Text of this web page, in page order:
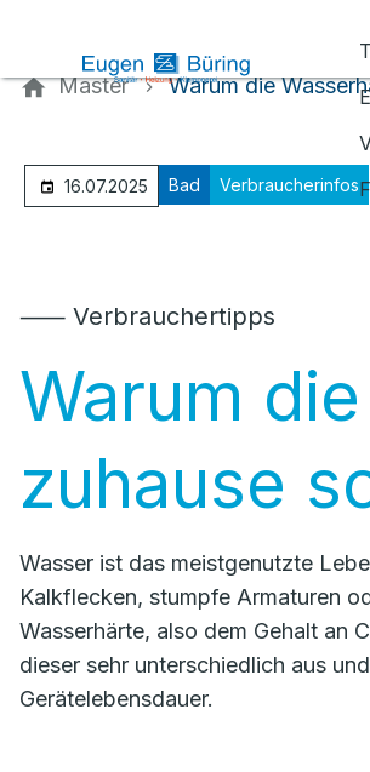
Master Warum die
16.07.2025 Bad Verbraucherinfos
⸺ Verbrauchertipps
Warum
zuhause
Wasser ist das meistgenutzte
Kalkflecken, stumpfe Armaturen
Wasserhärte, also dem Gehalt an
dieser sehr unterschiedlich aus
Gerätelebensdauer.